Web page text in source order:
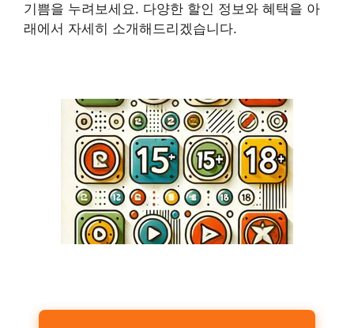
기쁨을 누려보세요. 다양한 할인 정보와 혜택을 아
래에서 자세히 소개해드리겠습니다.